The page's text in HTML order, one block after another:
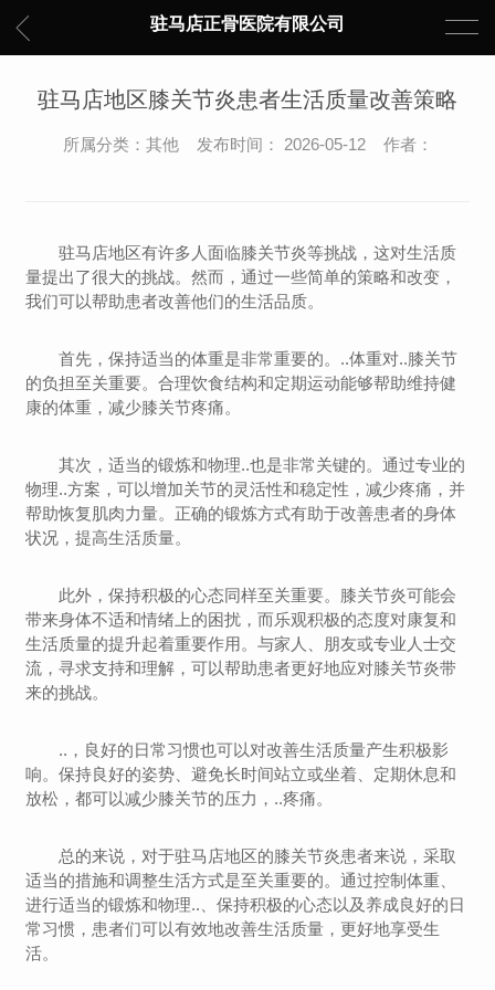
驻马店正骨医院有限公司
驻马店地区膝关节炎患者生活质量改善策略
所属分类：其他 发布时间： 2026-05-12 作者：
驻马店地区有许多人面临膝关节炎等挑战，这对生活质
量提出了很大的挑战。然而，通过一些简单的策略和改变，
我们可以帮助患者改善他们的生活品质。
首先，保持适当的体重是非常重要的。..体重对..膝关节
的负担至关重要。合理饮食结构和定期运动能够帮助维持健
康的体重，减少膝关节疼痛。
其次，适当的锻炼和物理..也是非常关键的。通过专业的
物理..方案，可以增加关节的灵活性和稳定性，减少疼痛，并
帮助恢复肌肉力量。正确的锻炼方式有助于改善患者的身体
状况，提高生活质量。
此外，保持积极的心态同样至关重要。膝关节炎可能会
带来身体不适和情绪上的困扰，而乐观积极的态度对康复和
生活质量的提升起着重要作用。与家人、朋友或专业人士交
流，寻求支持和理解，可以帮助患者更好地应对膝关节炎带
来的挑战。
..，良好的日常习惯也可以对改善生活质量产生积极影
响。保持良好的姿势、避免长时间站立或坐着、定期休息和
放松，都可以减少膝关节的压力，..疼痛。
总的来说，对于驻马店地区的膝关节炎患者来说，采取
适当的措施和调整生活方式是至关重要的。通过控制体重、
进行适当的锻炼和物理..、保持积极的心态以及养成良好的日
常习惯，患者们可以有效地改善生活质量，更好地享受生
活。